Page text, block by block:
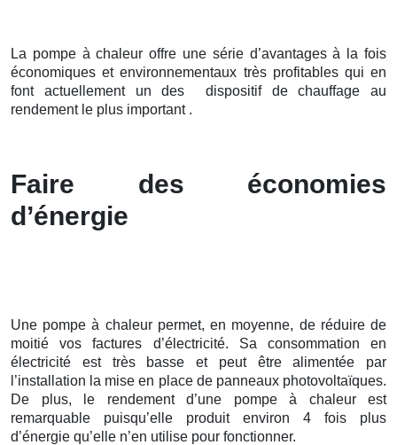
La pompe à chaleur offre une série d’avantages à la fois
économiques et environnementaux très profitables qui en
font actuellement un des dispositif de chauffage au
rendement le plus important .
Faire des économies
d’énergie
Une pompe à chaleur permet, en moyenne, de réduire de
moitié vos factures d’électricité. Sa consommation en
électricité est très basse et peut être alimentée par
l’installation la mise en place de panneaux photovoltaïques.
De plus, le rendement d’une pompe à chaleur est
remarquable puisqu’elle produit environ 4 fois plus
d’énergie qu’elle n’en utilise pour fonctionner.